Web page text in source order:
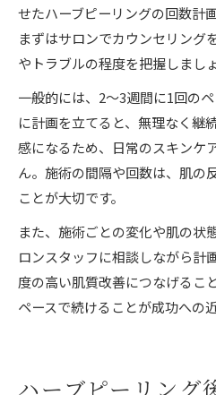
せたハーブピーリングの回数計
まずはサロンでカウンセリング
やトラブルの程度を把握しましょ
一般的には、2～3週間に1回の
に計画を立てると、無理なく継
感になるため、日常のスキンケ
ん。施術の間隔や回数は、肌の
ことが大切です。
また、施術ごとの変化や肌の状
ロンスタッフに相談しながら計
度の高い肌質改善につなげるこ
ペースで続けることが成功への近
ハーブピーリング